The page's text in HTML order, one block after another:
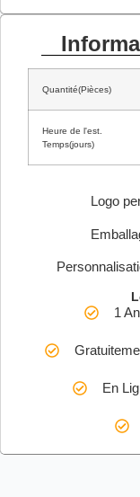
Quantité(Pièces)
Heure de l'est.
Temps(jours)
Logo
1
En